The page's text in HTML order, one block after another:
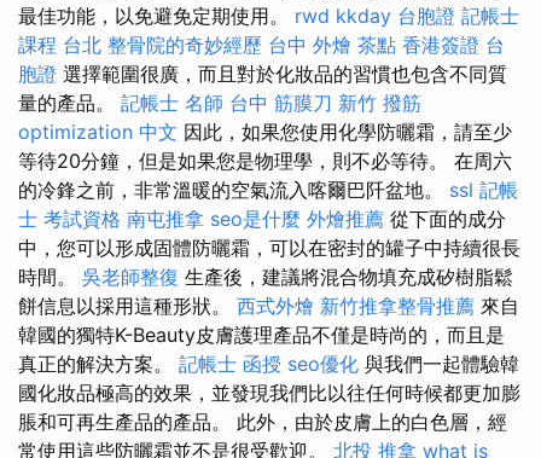
最佳功能，以免避免定期使用。 rwd kkday 台胞證 記帳士
課程 台北 整骨院的奇妙經歷 台中 外燴 茶點 香港簽證 台
胞證 選擇範圍很廣，而且對於化妝品的習慣也包含不同質
量的產品。 記帳士 名師 台中 筋膜刀 新竹 撥筋
optimization 中文 因此，如果您使用化學防曬霜，請至少
等待20分鐘，但是如果您是物理學，則不必等待。 在周六
的冷鋒之前，非常溫暖的空氣流入喀爾巴阡盆地。 ssl 記帳
士 考試資格 南屯推拿 seo是什麼 外燴推薦 從下面的成分
中，您可以形成固體防曬霜，可以在密封的罐子中持續很長
時間。 吳老師整復 生產後，建議將混合物填充成矽樹脂鬆
餅信息以採用這種形狀。 西式外燴 新竹推拿整骨推薦 來自
韓國的獨特K-Beauty皮膚護理產品不僅是時尚的，而且是
真正的解決方案。 記帳士 函授 seo優化 與我們一起體驗韓
國化妝品極高的效果，並發現我們比以往任何時候都更加膨
脹和可再生產品的產品。 此外，由於皮膚上的白色層，經
常使用這些防曬霜並不是很受歡迎。 北投 推拿 what is